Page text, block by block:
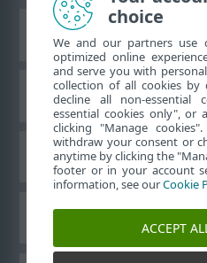
ESET
ESET-
choice
We and our partners use
optimized online
and serve you with
collection of all cookies by
decline all non-essential
essential cookies only", or
clicking "Manage
withdraw your consent or
anytime by clicking the
footer or in your account
information, see ourCookie
ACCEPT